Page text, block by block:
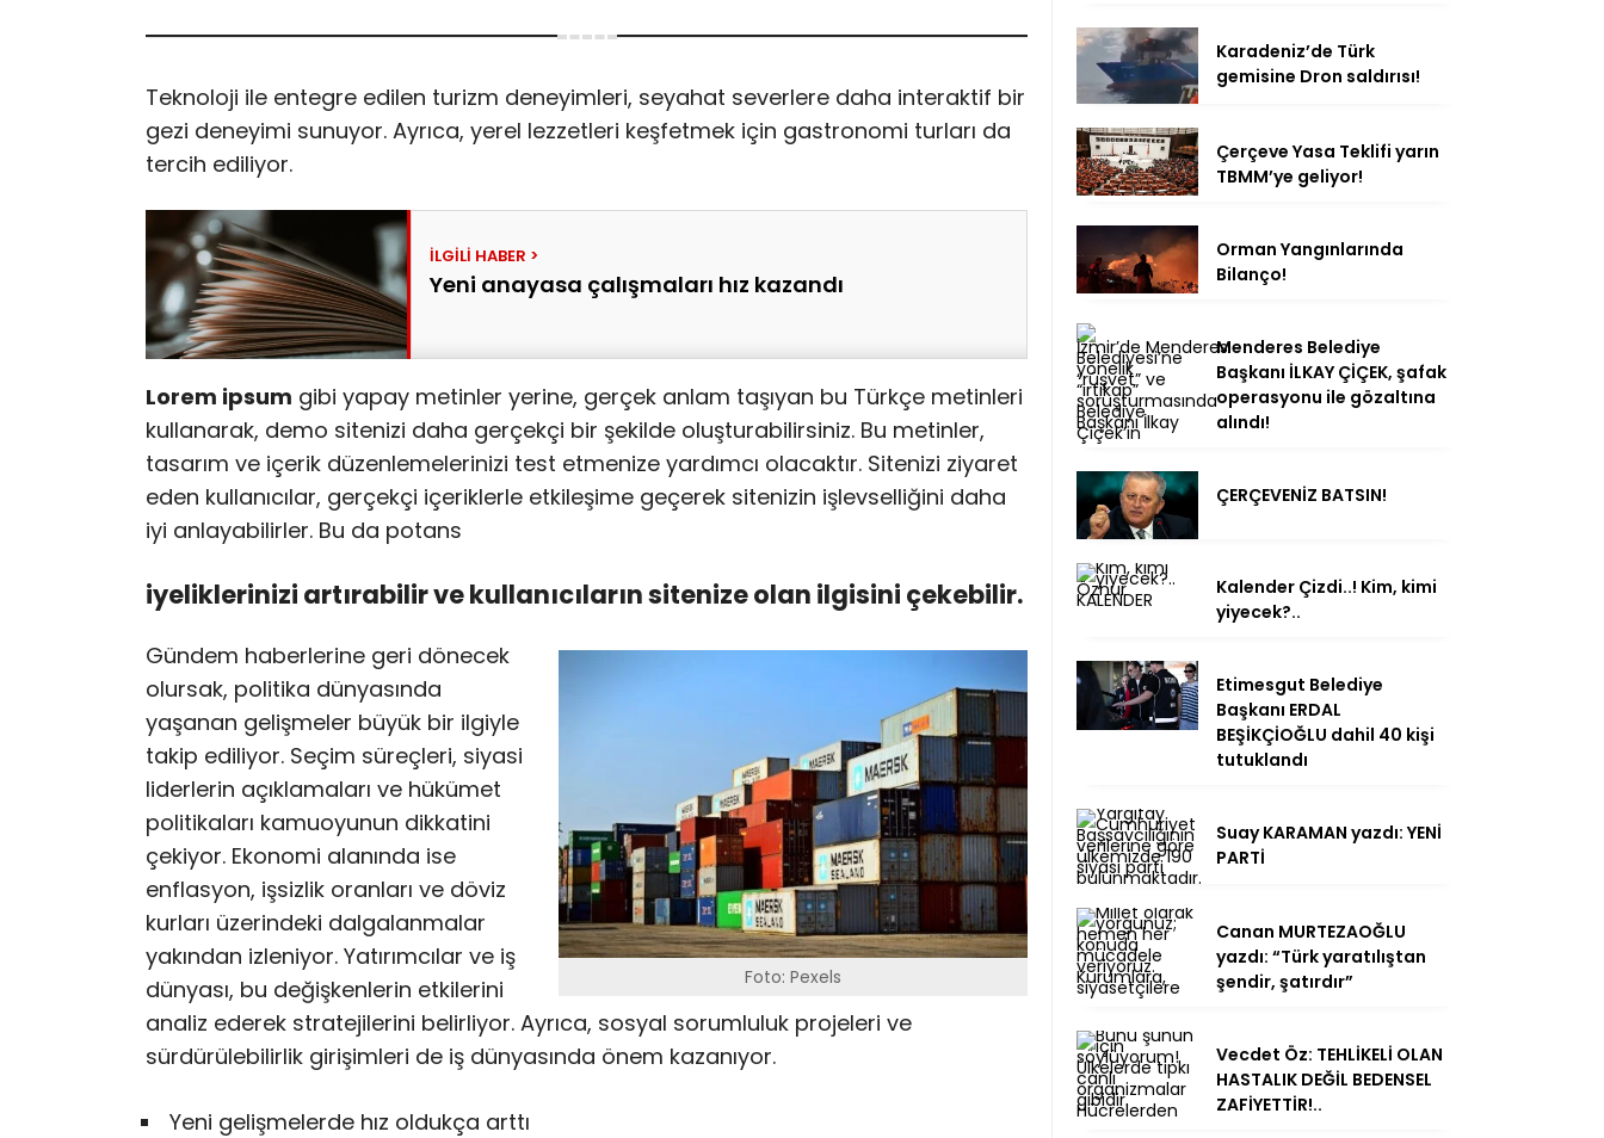
Teknoloji ile entegre edilen turizm deneyimleri, seyahat severlere daha interaktif bir
gezi deneyimi sunuyor. Ayrıca, yerel lezzetleri keşfetmek için gastronomi turları da
tercih ediliyor.
Yeni anayasa çalışmaları hız kazandı
Lorem ipsum gibi yapay metinler yerine, gerçek anlam taşıyan bu Türkçe metinleri
kullanarak, demo sitenizi daha gerçekçi bir şekilde oluşturabilirsiniz. Bu metinler,
tasarım ve içerik düzenlemelerinizi test etmenize yardımcı olacaktır. Sitenizi ziyaret
eden kullanıcılar, gerçekçi içeriklerle etkileşime geçerek sitenizin işlevselliğini daha
iyi anlayabilirler. Bu da potans
iyeliklerinizi artırabilir ve kullanıcıların sitenize olan ilgisini çekebilir.
Foto: Pexels
Gündem haberlerine geri dönecek
olursak, politika dünyasında
yaşanan gelişmeler büyük bir ilgiyle
takip ediliyor. Seçim süreçleri, siyasi
liderlerin açıklamaları ve hükümet
politikaları kamuoyunun dikkatini
çekiyor. Ekonomi alanında ise
enflasyon, işsizlik oranları ve döviz
kurları üzerindeki dalgalanmalar
yakından izleniyor. Yatırımcılar ve iş
dünyası, bu değişkenlerin etkilerini
analiz ederek stratejilerini belirliyor. Ayrıca, sosyal sorumluluk projeleri ve
sürdürülebilirlik girişimleri de iş dünyasında önem kazanıyor.
Yeni gelişmelerde hız oldukça arttı
Karadeniz’de Türk
gemisine Dron saldırısı!
Çerçeve Yasa Teklifi yarın
TBMM’ye geliyor!
Orman Yangınlarında
Bilanço!
Menderes Belediye
Başkanı İLKAY ÇİÇEK, şafak
operasyonu ile gözaltına
alındı!
ÇERÇEVENİZ BATSIN!
Kalender Çizdi..! Kim, kimi
yiyecek?..
Etimesgut Belediye
Başkanı ERDAL
BEŞİKÇİOĞLU dahil 40 kişi
tutuklandı
Suay KARAMAN yazdı: YENİ
PARTİ
Canan MURTEZAOĞLU
yazdı: “Türk yaratılıştan
şendir, şatırdır”
Vecdet Öz: TEHLİKELİ OLAN
HASTALIK DEĞİL BEDENSEL
ZAFİYETTİR!..